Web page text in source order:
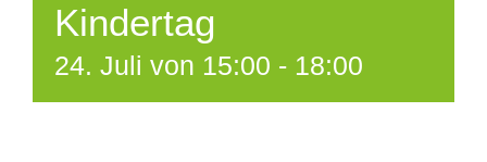
Kindertag
24. Juli von 15:00 - 18:00